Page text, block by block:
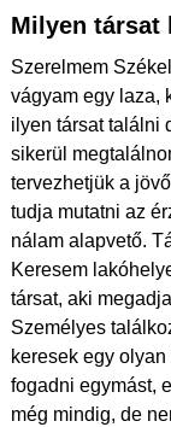
Milyen társat
Szerelmem
vágyam egy laza,
ilyen társat találni
sikerül
tervezhetjük a
tudja mutatni az
nálam alapvető.
Keresem
társat, aki
Személyes
keresek egy
fogadni egymást,
még mindig, de